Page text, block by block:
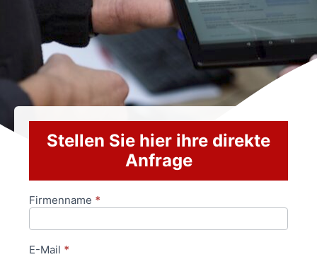
Stellen Sie hier ihre direkte
Anfrage
Anfrageformular
Firmenname *
E-Mail *